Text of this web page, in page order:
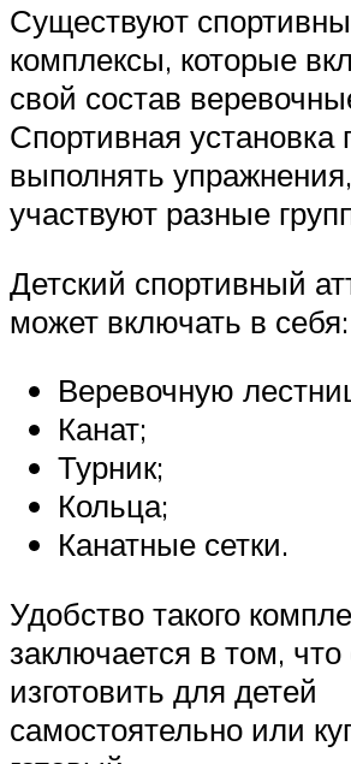
Существуют
комплексы, которые
свой состав
Спортивная установка
выполнять
участвуют разные
Детский спортивный
может включать в себя:
Веревочную
Канат;
Турник;
Кольца;
Канатные сетки.
Удобство такого
заключается в том,
изготовить для детей
самостоятельно или